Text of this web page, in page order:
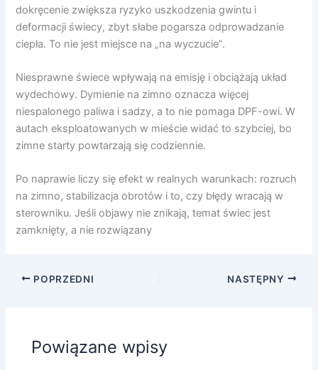
dokręcenie zwiększa ryzyko uszkodzenia gwintu i
deformacji świecy, zbyt słabe pogarsza odprowadzanie
ciepła. To nie jest miejsce na „na wyczucie”.
Niesprawne świece wpływają na emisję i obciążają układ
wydechowy. Dymienie na zimno oznacza więcej
niespalonego paliwa i sadzy, a to nie pomaga DPF-owi. W
autach eksploatowanych w mieście widać to szybciej, bo
zimne starty powtarzają się codziennie.
Po naprawie liczy się efekt w realnych warunkach: rozruch
na zimno, stabilizacja obrotów i to, czy błędy wracają w
sterowniku. Jeśli objawy nie znikają, temat świec jest
zamknięty, a nie rozwiązany
POPRZEDNI NASTĘPNY
Powiązane wpisy